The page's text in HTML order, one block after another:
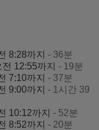
8:28까지
- 36분
12:55까지
- 19분
7:10까지
- 37분
9:00까지
- 1시간 39
10:12까지
- 52분
8:52까지
- 20분